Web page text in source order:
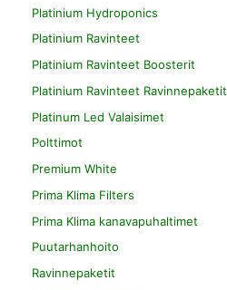
Platinium Hydroponics
Platinium Ravinteet
Platinium Ravinteet Boosterit
Platinium Ravinteet Ravinnepaketit
Platinum Led Valaisimet
Polttimot
Premium White
Prima Klima Filters
Prima Klima kanavapuhaltimet
Puutarhanhoito
Ravinnepaketit